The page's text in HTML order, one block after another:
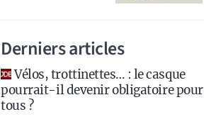
Derniers articles
Vélos, trottinettes… : le casque
pourrait-il devenir obligatoire pour
tous ?